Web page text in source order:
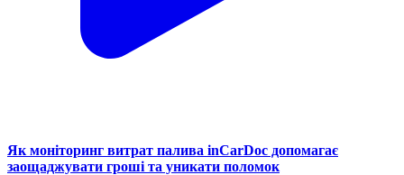
Як моніторинг витрат палива inCarDoc допомагає
заощаджувати гроші та уникати поломок